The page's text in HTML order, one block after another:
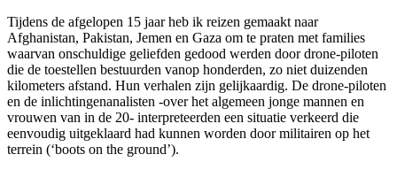
Tijdens de afgelopen 15 jaar heb ik reizen gemaakt naar
Afghanistan, Pakistan, Jemen en Gaza om te praten met families
waarvan onschuldige geliefden gedood werden door drone-piloten
die de toestellen bestuurden vanop honderden, zo niet duizenden
kilometers afstand. Hun verhalen zijn gelijkaardig. De drone-piloten
en de inlichtingenanalisten -over het algemeen jonge mannen en
vrouwen van in de 20- interpreteerden een situatie verkeerd die
eenvoudig uitgeklaard had kunnen worden door militairen op het
terrein (‘boots on the ground’).